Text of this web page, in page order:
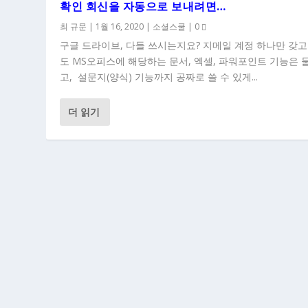
확인 회신을 자동으로 보내려면…
최 규문 | 1월 16, 2020 | 소셜스쿨 | 0
구글 드라이브, 다들 쓰시는지요? 지메일 계정 하나만 갖
도 MS오피스에 해당하는 문서, 엑셀, 파워포인트 기능은
고, 설문지(양식) 기능까지 공짜로 쓸 수 있게...
더 읽기